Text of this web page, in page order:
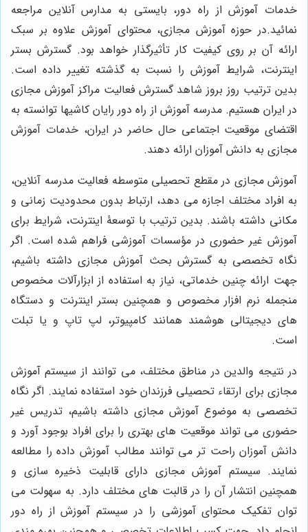
خدمات آموزش از راه دور، بایستی به مدارس آنلاین مراجعه
نمائید.در حوزه آموزش مجازی، محتوای آموزش علاوه بر سبک
ارائه آن بر روی کیفیت کار تأثیرگذار خواهد بود. گسترش بستر
اینترنت، شرایط آموزش را نسبت به گذشته تغییر داده است.
بدین ترتیب روز بروز شاهد گسترش فعالیت مراکز آموزش مجازی
در ایران هستیم. مدرسه آموزش از راه دور رایان کاشیها توانسته به
اقتضای موقعیت اجتماعی حال حاضر در ایران، خدمات آموزش
مجازی به دانش آموزان ارائه دهند.
آموزش مجازی در مقطع تحصیلی متوسطه فعالیت مدرسه آنلاین،
به افراد مختلف اجازه می دهد، ارتباط بدون محدودیت زمانی و
مکانی داشته باشند. بدین ترتیب با توسعۀ اینترنت، شرایط برای
آموزش غیر حضوری در مؤسسات آموزشی فراهم شده است. اگر
نگاه تخصصی به گسترش بحث آموزش مجازی داشته باشیم،
جهت ارائه چنین خدماتی، نیاز به استفاده از ابزارآلات مخصوص
منجمله نرم افزار مخصوص و همچنین بستر اینترنت و دستگاه
های دیجیتالی هوشمند همانند کامپیوتر، لپ تاپ و یا تبلت
است.
در نتیجه والدین در مناطق مختلف، می توانند از سیستم آموزش
مجازی برای ارتقاء تحصیلی فرزندان خود استفاده نمایند. اگر نگاه
تخصصی به موضوع آموزش مجازی داشته باشیم، تدریس غیر
حضوری می تواند موقعیت های بهتری را برای افراد بوجود آورد و
دانش آموزان راحت تر می توانند مطالب آموزش داده را مطالعه
نمایند. سیستم آموزش مجازی دارای قابلیت ذخیره سازی و
همچنین انتشار آن را در قالبت های مختلف دارد. به سهولت می
توان تفکیک محتوای آموزشی را در سیستم آموزش از راه دور